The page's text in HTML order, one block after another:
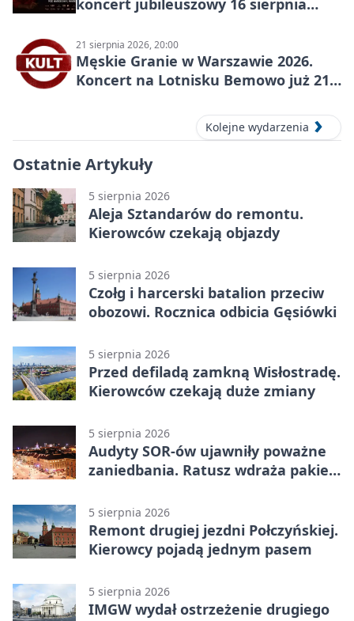
koncert jubileuszowy 16 sierpnia
21 sierpnia 2026, 20:00
Męskie Granie w Warszawie 2026.
Koncert na Lotnisku Bemowo już 21
Kolejne wydarzenia
Ostatnie Artykuły
5 sierpnia 2026
Aleja Sztandarów do remontu.
Kierowców czekają objazdy
5 sierpnia 2026
Czołg i harcerski batalion przeciw
obozowi. Rocznica odbicia Gęsiówki
5 sierpnia 2026
Przed defiladą zamkną Wisłostradę.
Kierowców czekają duże zmiany
5 sierpnia 2026
Audyty SOR-ów ujawniły poważne
zaniedbania. Ratusz wdraża pakiet
5 sierpnia 2026
Remont drugiej jezdni Połczyńskiej.
Kierowcy pojadą jednym pasem
5 sierpnia 2026
IMGW wydał ostrzeżenie drugiego